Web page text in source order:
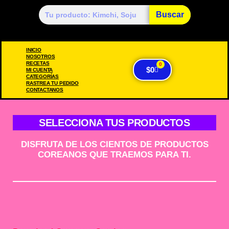
Buscar
INICIO
NOSOTROS
RECETAS
MI CUENTA
CATEGORÍAS
RASTREA TU PEDIDO
CONTACTANOS
$0
0
SELECCIONA TUS PRODUCTOS
DISFRUTA DE LOS CIENTOS DE PRODUCTOS
COREANOS QUE TRAEMOS PARA TI.